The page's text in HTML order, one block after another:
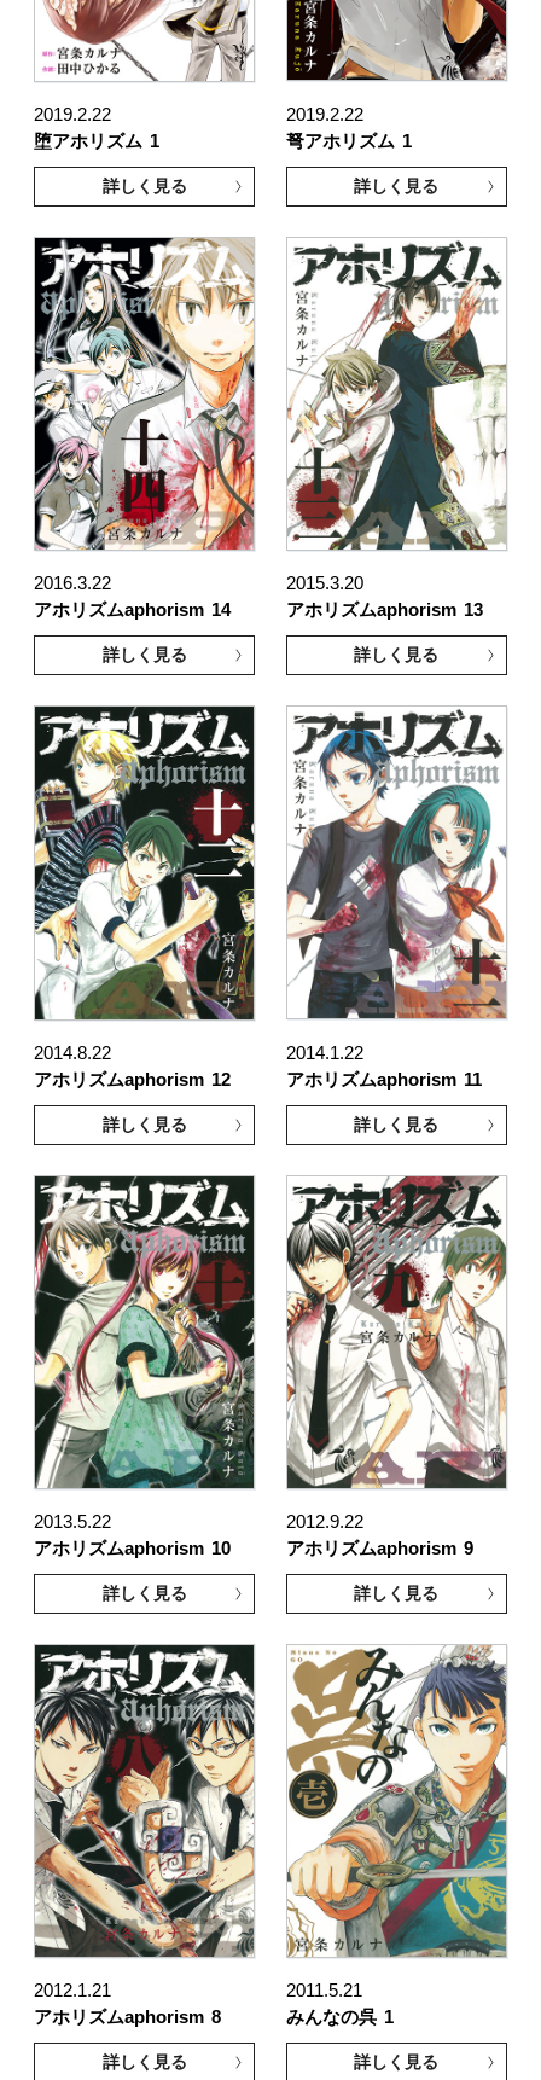
2019.2.22
堕アホリズム 1
詳しく見る
2019.2.22
弩アホリズム 1
詳しく見る
2016.3.22
アホリズムaphorism 14
詳しく見る
2015.3.20
アホリズムaphorism 13
詳しく見る
2014.8.22
アホリズムaphorism 12
詳しく見る
2014.1.22
アホリズムaphorism 11
詳しく見る
2013.5.22
アホリズムaphorism 10
詳しく見る
2012.9.22
アホリズムaphorism 9
詳しく見る
2012.1.21
アホリズムaphorism 8
詳しく見る
2011.5.21
みんなの呉 1
詳しく見る